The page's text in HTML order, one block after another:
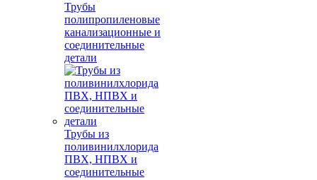
Трубы
полипропиленовые
канализационные и
соединительные
детали
Трубы из
поливинилхлорида
ПВХ, НПВХ и
соединительные